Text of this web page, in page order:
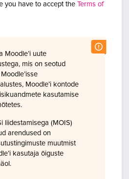
you have to accept the Terms of
Moodle’i uute
mis on seotud
Moodle’i kontode
kasutamise
liidestamisega (MOIS)
arendused on
muutmist
kasutaja õiguste